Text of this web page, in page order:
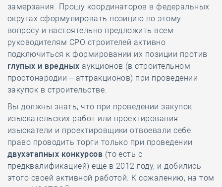
замерзания. Прошу координаторов в федеральных
округах сформулировать позицию по этому
вопросу и настоятельно предложить всем
руководителям СРО строителей активно
подключиться к формировании их позиции против
глупых и вредных аукционов (в строительном
простонародии – аттракционов) при проведении
закупок в строительстве.
Вы должны знать, что при проведении закупок
изыскательских работ или проектирования
изыскатели и проектировщики отвоевали себе
право проводить торги только при проведении
двухэтапных конкурсов (то есть с
предквалификацией) еще в 2012 году, и добились
этого своей активной работой. К сожалению, на том